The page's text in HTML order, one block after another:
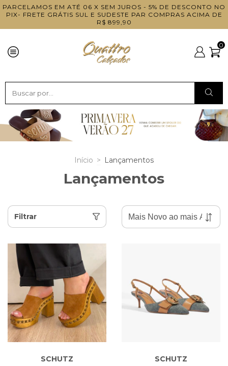
PARCELAMOS EM ATÉ 06 X SEM JUROS - 5% DE DESCONTO NO
PIX- FRETE GRÁTIS SUL E SUDESTE PAR COMPRAS ACIMA DE
R$ 899,90
0
Início > Lançamentos
Lançamentos
Filtrar
SCHUTZ
SCHUTZ